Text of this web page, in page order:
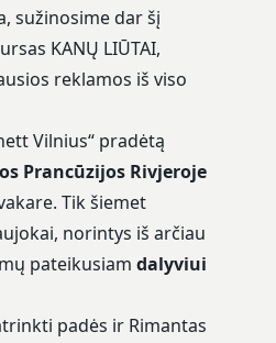
sužinosime dar šį
KANŲ LIŪTAI,
reklamos iš viso
Vilnius“ pradėtą
Prancūzijos Rivjeroje
Tik šiemet
norintys iš arčiau
pateikusiam dalyviui
padės ir Rimantas